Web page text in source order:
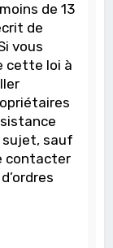
de 13
de
vous
cette loi à
sujet, sauf
contacter